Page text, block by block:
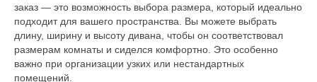
заказ — это возможность выбора размера, который идеально
подходит для вашего пространства. Вы можете выбрать
длину, ширину и высоту дивана, чтобы он соответствовал
размерам комнаты и сиделся комфортно. Это особенно
важно при организации узких или нестандартных
помещений.